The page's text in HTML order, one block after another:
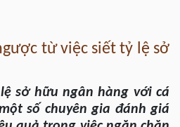
từ việc siết tỷ lệ sở
lệ sở hữu ngân hàng với cá
số chuyên gia đánh giá